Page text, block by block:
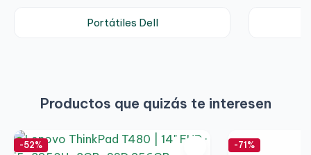
Portátiles Dell
Productos que quizás te interesen
-52% -71%